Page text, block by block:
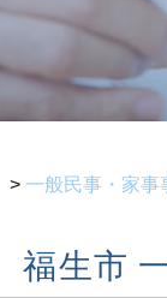
> 一般民事・家
福生市